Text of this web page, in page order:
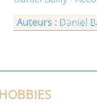
Auteurs : Daniel
• MON
Ce nouveau texte